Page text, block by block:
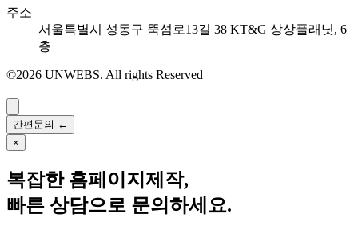
주소
서울특별시 성동구 뚝섬로13길 38 KT&G 상상플래닛, 6
층
©2026 UNWEBS. All rights Reserved
간편문의 ←
×
복잡한 홈페이지제작,
빠른 상담으로 문의하세요.